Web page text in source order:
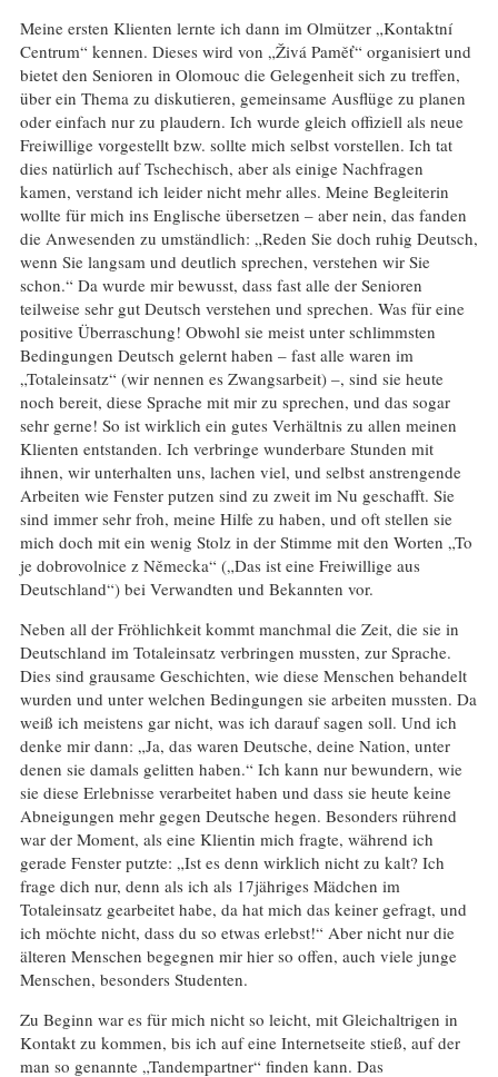
Meine ersten Klienten lernte ich dann im Olmützer „Kontaktní
Centrum“ kennen. Dieses wird von „Živá Paměť“ organisiert und
bietet den Senioren in Olomouc die Gelegenheit sich zu treffen,
über ein Thema zu diskutieren, gemeinsame Ausflüge zu planen
oder einfach nur zu plaudern. Ich wurde gleich offiziell als neue
Freiwillige vorgestellt bzw. sollte mich selbst vorstellen. Ich tat
dies natürlich auf Tschechisch, aber als einige Nachfragen
kamen, verstand ich leider nicht mehr alles. Meine Begleiterin
wollte für mich ins Englische übersetzen – aber nein, das fanden
die Anwesenden zu umständlich: „Reden Sie doch ruhig Deutsch,
wenn Sie langsam und deutlich sprechen, verstehen wir Sie
schon.“ Da wurde mir bewusst, dass fast alle der Senioren
teilweise sehr gut Deutsch verstehen und sprechen. Was für eine
positive Überraschung! Obwohl sie meist unter schlimmsten
Bedingungen Deutsch gelernt haben – fast alle waren im
„Totaleinsatz“ (wir nennen es Zwangsarbeit) –, sind sie heute
noch bereit, diese Sprache mit mir zu sprechen, und das sogar
sehr gerne! So ist wirklich ein gutes Verhältnis zu allen meinen
Klienten entstanden. Ich verbringe wunderbare Stunden mit
ihnen, wir unterhalten uns, lachen viel, und selbst anstrengende
Arbeiten wie Fenster putzen sind zu zweit im Nu geschafft. Sie
sind immer sehr froh, meine Hilfe zu haben, und oft stellen sie
mich doch mit ein wenig Stolz in der Stimme mit den Worten „To
je dobrovolnice z Německa“ („Das ist eine Freiwillige aus
Deutschland“) bei Verwandten und Bekannten vor.
Neben all der Fröhlichkeit kommt manchmal die Zeit, die sie in
Deutschland im Totaleinsatz verbringen mussten, zur Sprache.
Dies sind grausame Geschichten, wie diese Menschen behandelt
wurden und unter welchen Bedingungen sie arbeiten mussten. Da
weiß ich meistens gar nicht, was ich darauf sagen soll. Und ich
denke mir dann: „Ja, das waren Deutsche, deine Nation, unter
denen sie damals gelitten haben.“ Ich kann nur bewundern, wie
sie diese Erlebnisse verarbeitet haben und dass sie heute keine
Abneigungen mehr gegen Deutsche hegen. Besonders rührend
war der Moment, als eine Klientin mich fragte, während ich
gerade Fenster putzte: „Ist es denn wirklich nicht zu kalt? Ich
frage dich nur, denn als ich als 17jähriges Mädchen im
Totaleinsatz gearbeitet habe, da hat mich das keiner gefragt, und
ich möchte nicht, dass du so etwas erlebst!“ Aber nicht nur die
älteren Menschen begegnen mir hier so offen, auch viele junge
Menschen, besonders Studenten.
Zu Beginn war es für mich nicht so leicht, mit Gleichaltrigen in
Kontakt zu kommen, bis ich auf eine Internetseite stieß, auf der
man so genannte „Tandempartner“ finden kann. Das